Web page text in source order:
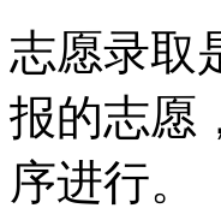
志愿录取
报的志愿
序进行。